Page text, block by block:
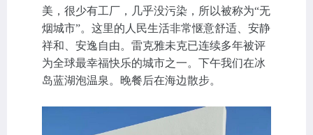
美，很少有工厂，几乎没污染，所以被称为“无
烟城市”。这里的人民生活非常惬意舒适、安静
祥和、安逸自由。雷克雅未克已连续多年被评
为全球最幸福快乐的城市之一。下午我们在冰
岛蓝湖泡温泉。晚餐后在海边散步。